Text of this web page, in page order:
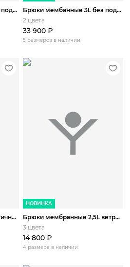
Брюки мембанные 3L без подкладки Мамай
Брюки мембанные 3L без подкладки Мамай
2 цвета
33 900 ₽
5 размеров в наличии
Брюки трекинговые эластичные легкие
НОВИНКА
Брюки мембранные 2,5L ветро-влагозащитные Башкаус
3 цвета
14 800 ₽
4 размера в наличии